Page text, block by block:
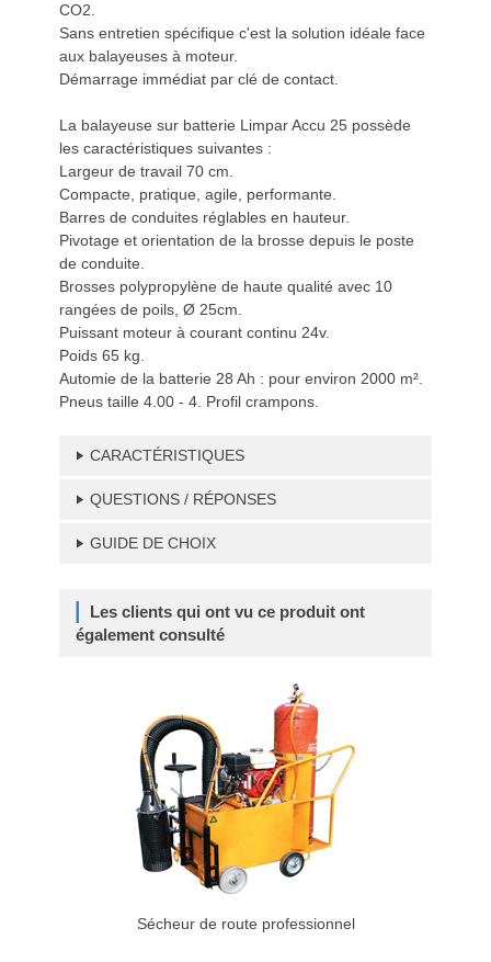
CO2.
Sans entretien spécifique c'est la solution idéale face
aux balayeuses à moteur.
Démarrage immédiat par clé de contact.
La balayeuse sur batterie Limpar Accu 25 possède
les caractéristiques suivantes :
Largeur de travail 70 cm.
Compacte, pratique, agile, performante.
Barres de conduites réglables en hauteur.
Pivotage et orientation de la brosse depuis le poste
de conduite.
Brosses polypropylène de haute qualité avec 10
rangées de poils, Ø 25cm.
Puissant moteur à courant continu 24v.
Poids 65 kg.
Automie de la batterie 28 Ah : pour environ 2000 m².
Pneus taille 4.00 - 4. Profil crampons.
CARACTÉRISTIQUES
QUESTIONS / RÉPONSES
GUIDE DE CHOIX
Les clients qui ont vu ce produit ont
également consulté
Sécheur de route professionnel